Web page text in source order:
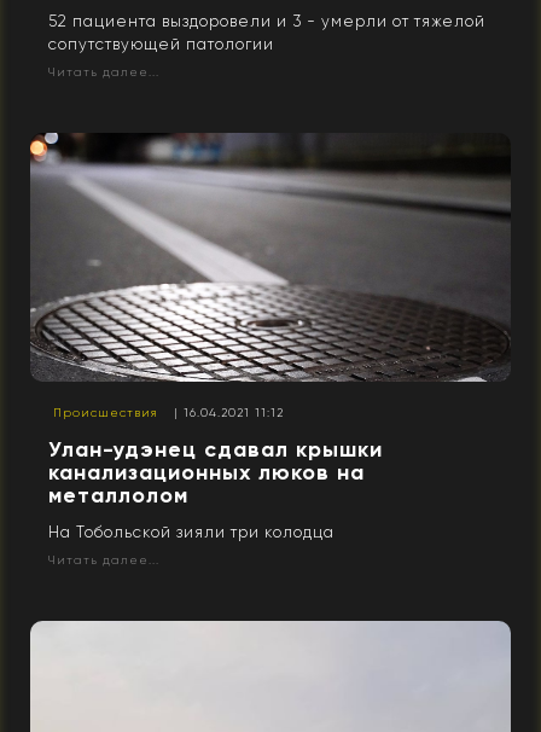
52 пациента выздоровели и 3 - умерли от тяжелой
сопутствующей патологии
Читать далее...
Происшествия | 16.04.2021 11:12
Улан-удэнец сдавал крышки
канализационных люков на
металлолом
На Тобольской зияли три колодца
Читать далее...